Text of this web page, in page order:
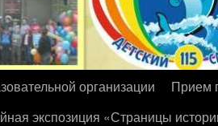
организации
Прием
экспозиция «Страницы